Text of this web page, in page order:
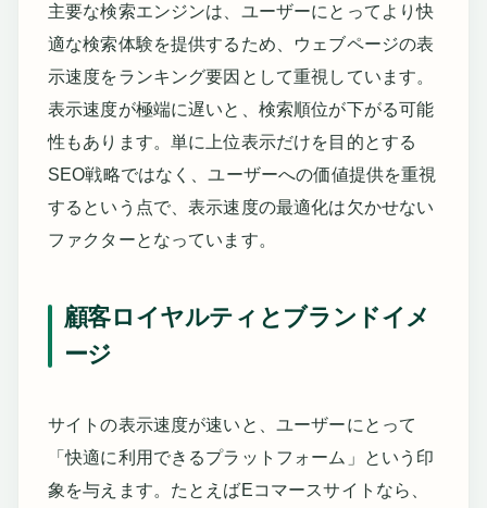
主要な検索エンジンは、ユーザーにとってより快
適な検索体験を提供するため、ウェブページの表
示速度をランキング要因として重視しています。
表示速度が極端に遅いと、検索順位が下がる可能
性もあります。単に上位表示だけを目的とする
SEO戦略ではなく、ユーザーへの価値提供を重視
するという点で、表示速度の最適化は欠かせない
ファクターとなっています。
顧客ロイヤルティとブランドイメ
ージ
サイトの表示速度が速いと、ユーザーにとって
「快適に利用できるプラットフォーム」という印
象を与えます。たとえばEコマースサイトなら、